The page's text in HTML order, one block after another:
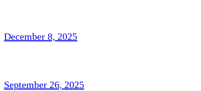
December 8, 2025
September 26, 2025